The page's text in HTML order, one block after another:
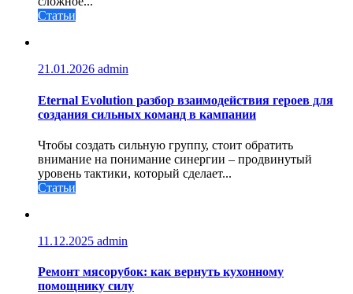
Статьи
21.01.2026 admin
Eternal Evolution разбор взаимодействия героев для
создания сильных команд в кампании
Чтобы создать сильную группу, стоит обратить
внимание на понимание синергии – продвинутый
уровень тактики, который сделает...
Статьи
11.12.2025 admin
Ремонт мясорубок: как вернуть кухонному
помощнику силу